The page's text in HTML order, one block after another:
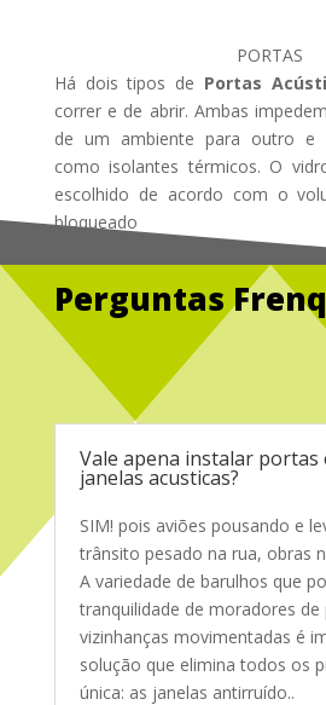
PORTAS
Há dois tipos de Portas
correr e de abrir. Ambas
de um ambiente para outro e
como isolantes térmicos. O
escolhido de acordo com o
bloqueado
Perguntas
Service Glass
Vale apena instalar portas
janelas acusticas?
SIM! pois aviões pousando e
trânsito pesado na rua, obras
A variedade de barulhos que
tranquilidade de moradores de
vizinhanças movimentadas é
solução que elimina todos os
única: as janelas antirruído..